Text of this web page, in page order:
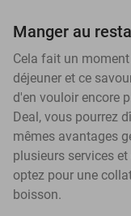
Manger au
Cela fait un
déjeuner et ce
d'en vouloir encore
Deal, vous pourrez
mêmes avantages
plusieurs services
optez pour une
boisson.